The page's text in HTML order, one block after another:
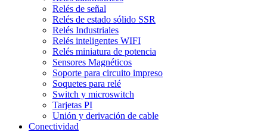
Relés de señal
Relés de estado sólido SSR
Relés Industriales
Relés inteligentes WIFI
Relés miniatura de potencia
Sensores Magnéticos
Soporte para circuito impreso
Soquetes para relé
Switch y microswitch
Tarjetas PI
Unión y derivación de cable
Conectividad